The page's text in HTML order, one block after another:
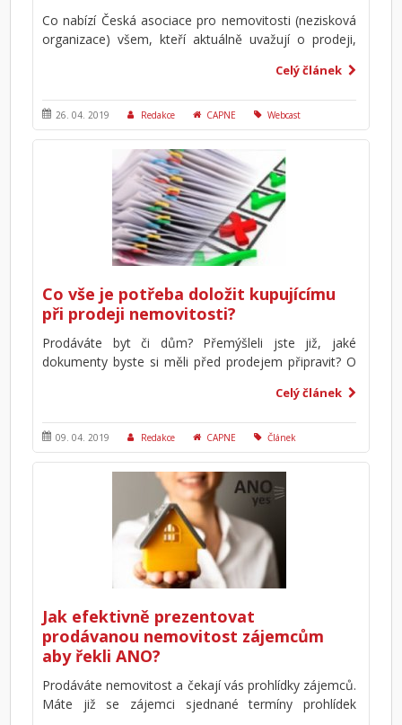
Co nabízí Česká asociace pro nemovitosti (nezisková
organizace) všem, kteří aktuálně uvažují o prodeji,
běžným lidem? Kolik stojí registrace na portále a co
vše je součástí?
Celý článek
26. 04. 2019 Redakce CAPNE Webcast
Co vše je potřeba doložit kupujícímu
při prodeji nemovitosti?
Prodáváte byt či dům? Přemýšleli jste již, jaké
dokumenty byste si měli před prodejem připravit? O
často samotní prodávající podceňují? Prodávající
musí mít připravený nejen samotný byt či dům, ale
především mít ošetřené právní záležitosti v
souvislosti s vlastnictvím. Jednoduše tak, aby byla
vaše nemovitost právně bezvadná a tedy připravená
na prodej. Sami uvidíte, že zájemci váš aktivní a
férový přístup ocení.
Celý článek
09. 04. 2019 Redakce CAPNE Článek
Jak efektivně prezentovat
prodávanou nemovitost zájemcům
aby řekli ANO?
Prodáváte nemovitost a čekají vás prohlídky zájemců.
Máte již se zájemci sjednané termíny prohlídek